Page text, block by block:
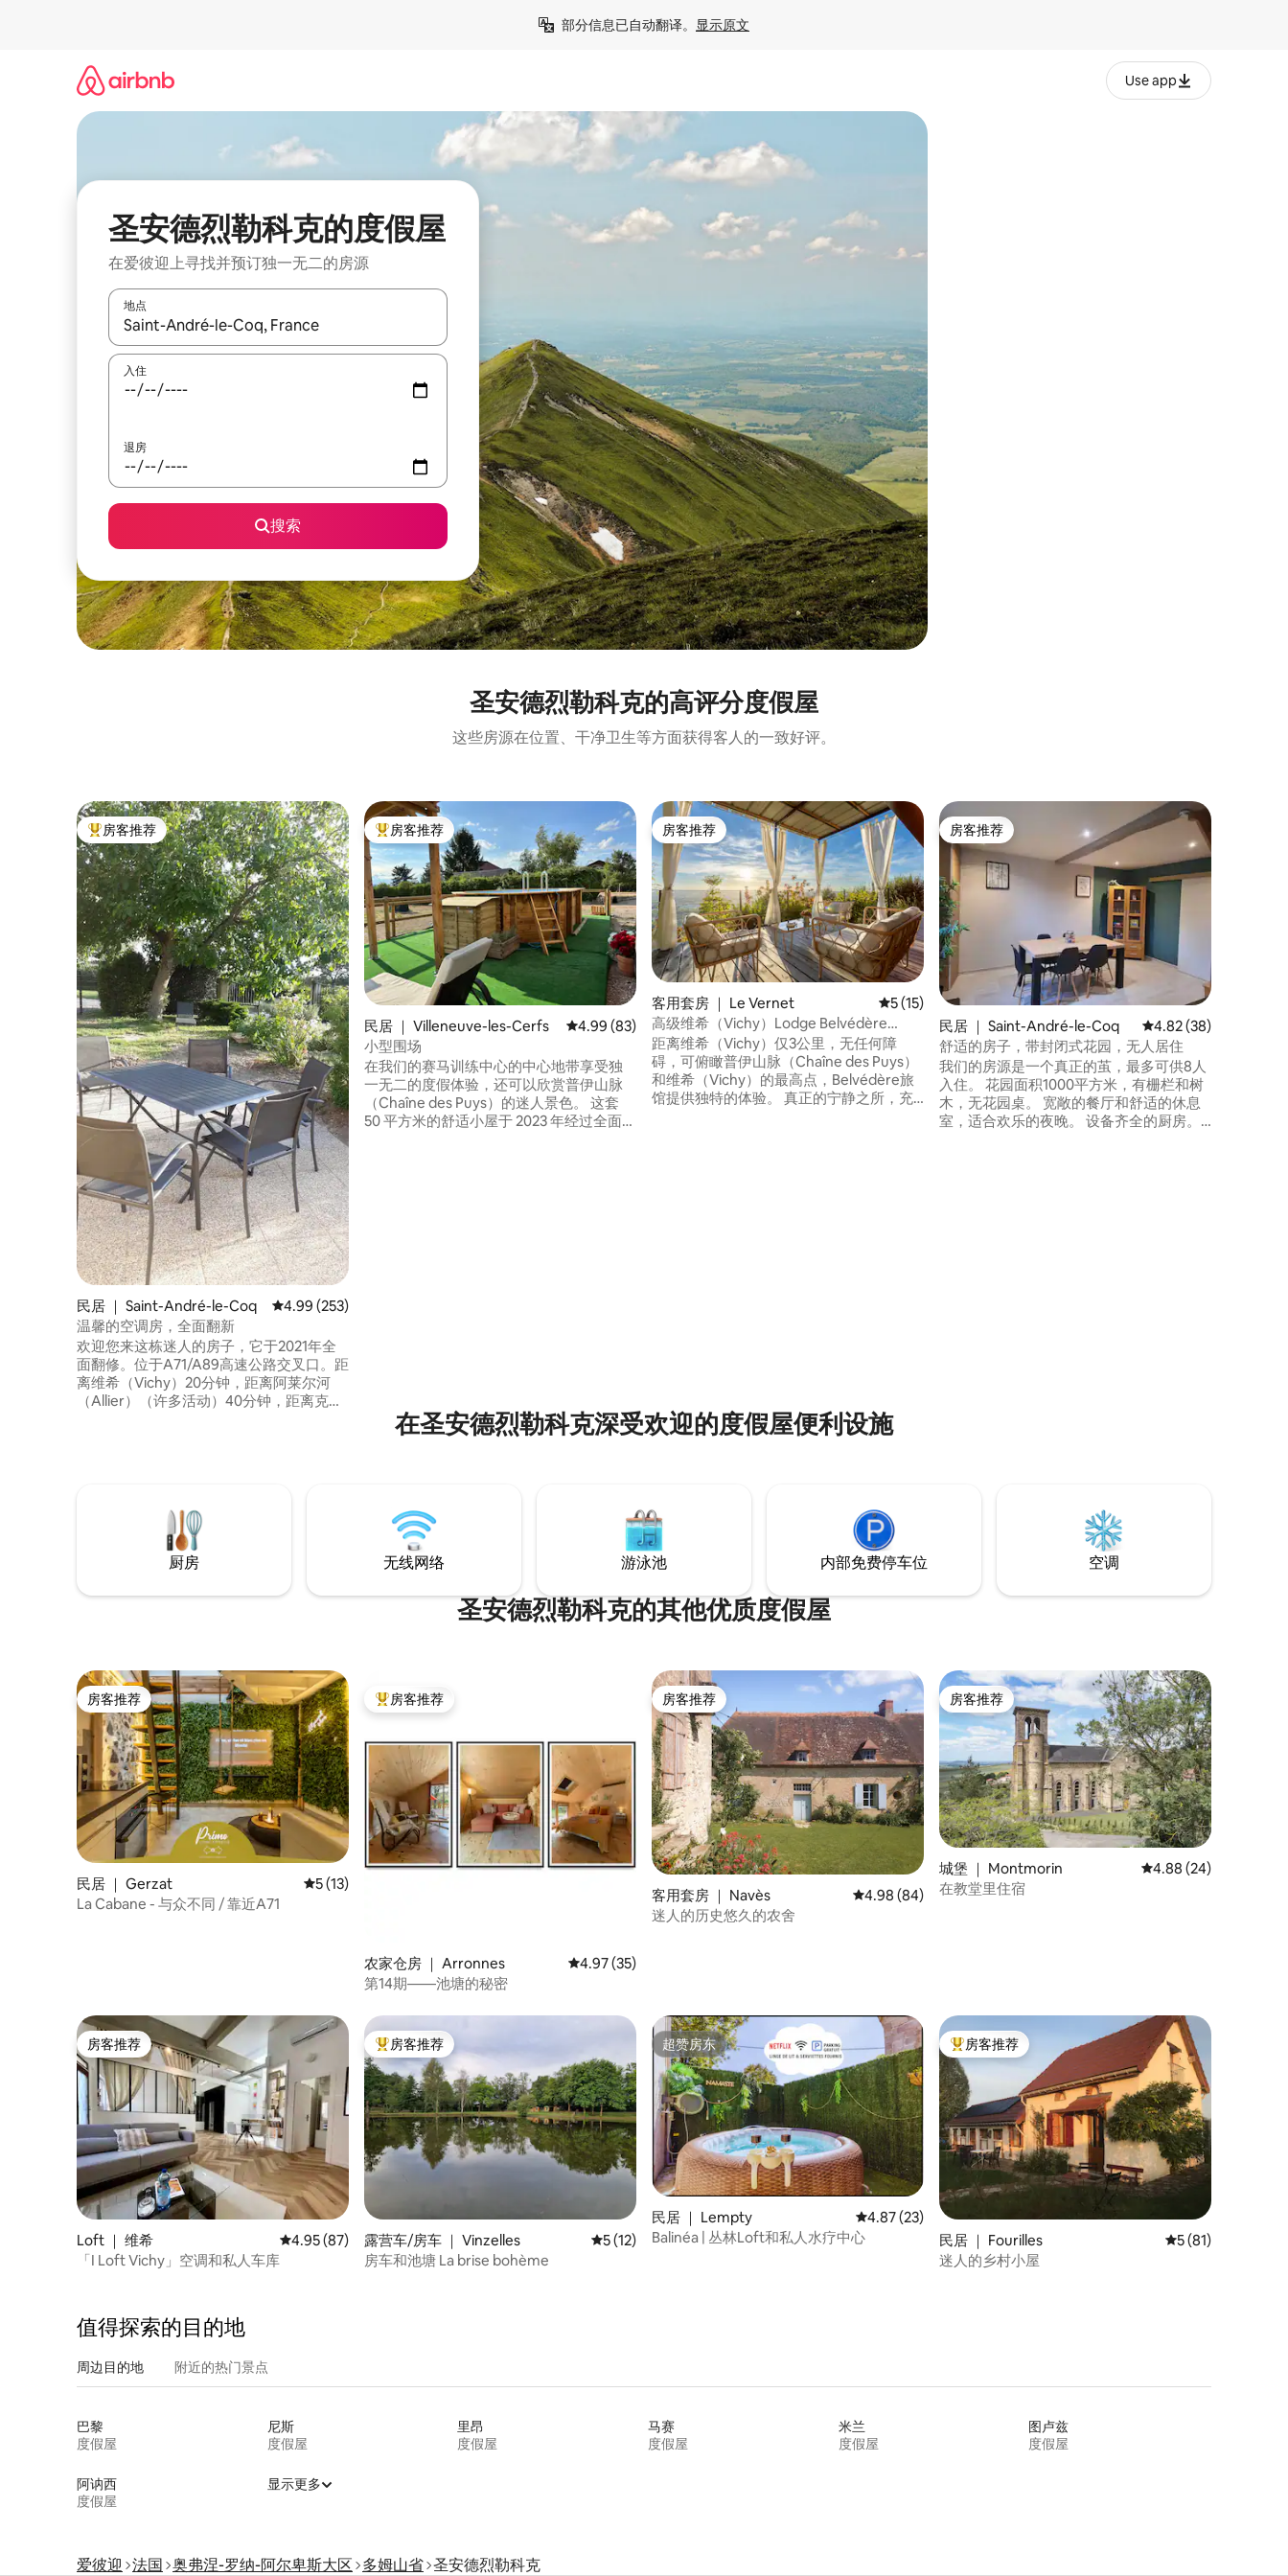
部分信息已自动翻译。 显示原文
Use app
圣安德烈勒科克的度假屋
在爱彼迎上寻找并预订独一无二的房源
地点
如有搜索结果，请使用上下方向键查看，或通过点击或滑动手势浏览。
入住
退房
搜索
圣安德烈勒科克的高评分度假屋
这些房源在位置、干净卫生等方面获得客人的一致好评。
热门「房客推荐」
房客推荐
民居 ｜ Saint-André-le-Coq 平均评分 4.99 分（满分 5 分），共 253 条评价
4.99 (253)
温馨的空调房，全面翻新
欢迎您来这栋迷人的房子，它于2021年全
面翻修。位于A71/A89高速公路交叉口。距
离维希（Vichy）20分钟，距离阿莱尔河
（Allier）（许多活动）40分钟，距离克莱
面有顶露台、遮阳地、停车场
热门「房客推荐」
房客推荐
民居 ｜ Villeneuve-les-Cerfs 平均评分 4.99 分（满分 5 分），共 83 条评价
4.99 (83)
小型围场
在我们的赛马训练中心的中心地带享受独
一无二的度假体验，还可以欣赏普伊山脉
（Chaîne des Puys）的迷人景色。 这套
50 平方米的舒适小屋于 2023 年经过全面翻
房客推荐
房客推荐
客用套房 ｜ Le Vernet 平均评分 5 分（满分 5 分），共 15 条评价
5 (15)
高级维希（Vichy）Lodge Belvédère
2（全景套房）
距离维希（Vichy）仅3公里，无任何障
碍，可俯瞰普伊山脉（Chaîne des Puys）
和维希（Vichy）的最高点，Belvédère旅
馆提供独特的体验。 真正的宁静之所，充
房客推荐
房客推荐
民居 ｜ Saint-André-le-Coq 平均评分 4.82 分（满
4.82 (38)
舒适的房子，带封闭式花园，无人居住
我们的房源是一个真正的茧，最多可供8人
入住。 花园面积1000平方米，有栅栏和树
木，无花园桌。 宽敞的餐厅和舒适的休息
室，适合欢乐的夜晚。 设备齐全的厨房。
在圣安德烈勒科克深受欢迎的度假屋便利设施
厨房 无线网络 游泳池 内部免费停车位 空调
圣安德烈勒科克的其他优质度假屋
房客推荐
房客推荐
民居 ｜ Gerzat 平均评分 5 分（满分 5 分），共 13 条评价
5 (13)
La Cabane - 与众不同 / 靠近A71
热门「房客推荐」
房客推荐
农家仓房 ｜ Arronnes 平均评分 4.97 分（满分 5 分），共 35 条评价
4.97 (35)
第14期——池塘的秘密
房客推荐
房客推荐
客用套房 ｜ Navès 平均评分 4.98 分（满分 5 分），共 84 条评价
4.98 (84)
迷人的历史悠久的农舍
房客推荐
房客推荐
城堡 ｜ Montmorin 平均评分 4.88 分（满
4.88 (24)
在教堂里住宿
房客推荐
房客推荐
Loft ｜ 维希 平均评分 4.95 分（满分 5 分），共 87 条评价
4.95 (87)
「I Loft Vichy」空调和私人车库
热门「房客推荐」
房客推荐
露营车/房车 ｜ Vinzelles 平均评分 5 分（满分 5 分），共 12 条评价
5 (12)
房车和池塘 La brise bohème
超赞房东
超赞房东
民居 ｜ Lempty 平均评分 4.87 分（满分 5 分），共 23 条评价
4.87 (23)
Balinéa | 丛林Loft和私人水疗中心
热门「房客推荐」
房客推荐
民居 ｜ Fourilles 平均评分 5 分（满
5 (81)
迷人的乡村小屋
值得探索的目的地
周边目的地 附近的热门景点
巴黎
度假屋
尼斯
度假屋
里昂
度假屋
马赛
度假屋
米兰
度假屋
图卢兹
度假屋
阿讷西
度假屋
显示更多
爱彼迎 法国 奥弗涅-罗纳-阿尔卑斯大区 多姆山省 圣安德烈勒科克